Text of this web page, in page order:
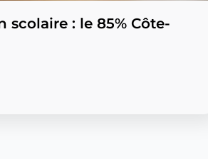
scolaire : le 85% Côte-